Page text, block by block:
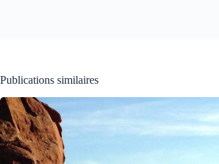
Publications similaires